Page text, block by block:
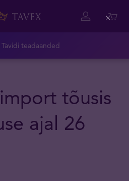
Tavidi teadaanded
tõusis
ajal 26
Close